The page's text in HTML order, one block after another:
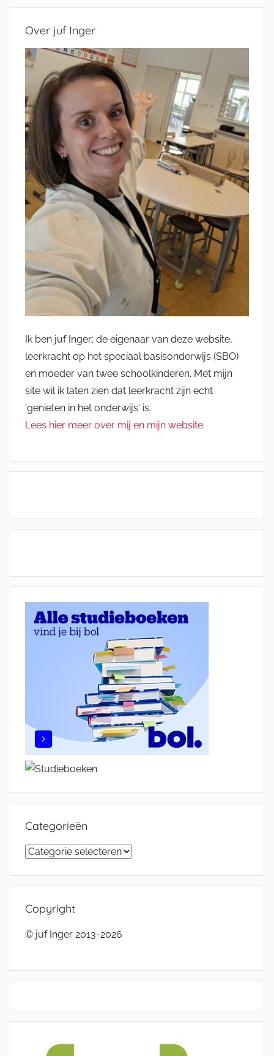
Over juf Inger
Ik ben juf Inger; de eigenaar van deze website,
leerkracht op het speciaal basisonderwijs (SBO)
en moeder van twee schoolkinderen. Met mijn
site wil ik laten zien dat leerkracht zijn echt
'genieten in het onderwijs' is.
Lees hier meer over mij en mijn website.
Categorieën
Categorieën
Copyright
© juf Inger 2013-2026